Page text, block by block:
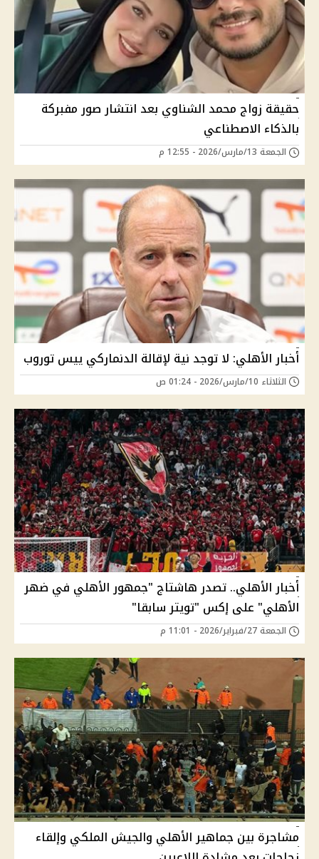
حقيقة زواج محمد الشناوي بعد انتشار صور مفبركة
بالذكاء الاصطناعي
الجمعة 13/مارس/2026 - 12:55 م
أخبار الأهلي: لا توجد نية لإقالة الدنماركي ييس توروب
الثلاثاء 10/مارس/2026 - 01:24 ص
أخبار الأهلي.. تصدر هاشتاج "جمهور الأهلي في ضهر
الأهلي" على إكس "تويتر سابقا"
الجمعة 27/فبراير/2026 - 11:01 م
مشاجرة بين جماهير الأهلي والجيش الملكي وإلقاء